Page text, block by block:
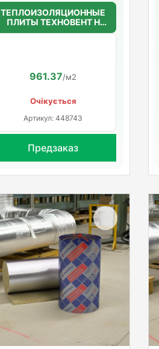
ТЕПЛОИЗОЛЯЦИОННЫЕ
ПЛИТЫ ТЕХНОВЕНТ Н
50мм.(36г/м3)
961.37/м2
Очікується
Артикул: 448743
Предзаказ